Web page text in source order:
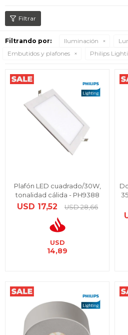
Filtrando por: Iluminación
Embutidos y plafones
Philips
Plafón LED cuadrado/30W,
tonalidad cálida - PH9388
USD 17,52 USD 28,66
USD
14,89